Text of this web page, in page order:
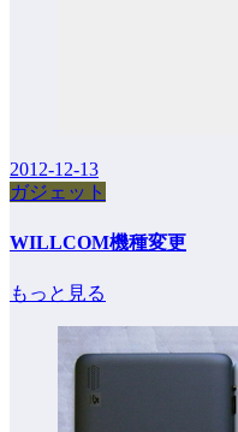
2012-12-13
ガジェット
WILLCOM機種変更
もっと見る